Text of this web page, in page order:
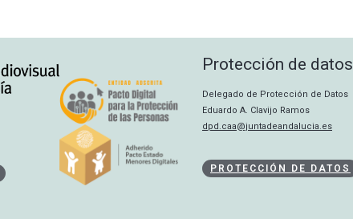
Protección de datos
Delegado de Protección de Datos
Eduardo A. Clavijo Ramos
dpd.caa@juntadeandalucia.es
PROTECCIÓN DE DATOS